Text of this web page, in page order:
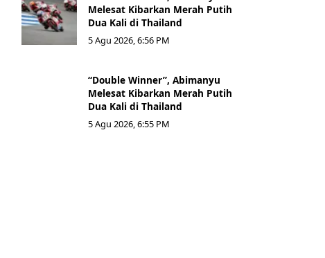
Melesat Kibarkan Merah Putih
Dua Kali di Thailand
5 Agu 2026, 6:56 PM
“Double Winner”, Abimanyu
Melesat Kibarkan Merah Putih
Dua Kali di Thailand
5 Agu 2026, 6:55 PM